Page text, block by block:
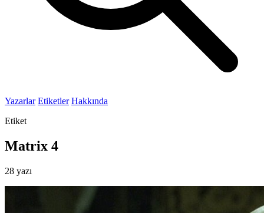
Yazarlar Etiketler Hakkında
Etiket
Matrix 4
28 yazı